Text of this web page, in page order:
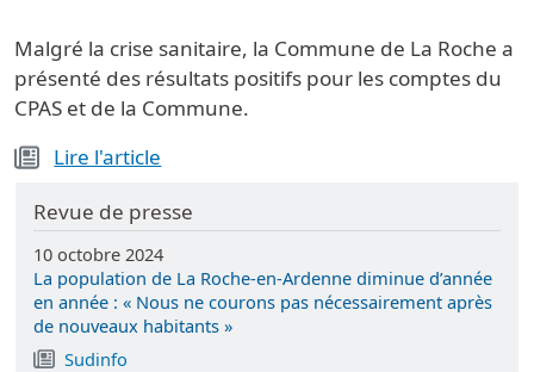
Malgré la crise sanitaire, la Commune de La Roche a
présenté des résultats positifs pour les comptes du
CPAS et de la Commune.
Lire l'article
Revue de presse
10 octobre 2024
La population de La Roche-en-Ardenne diminue d’année
en année : « Nous ne courons pas nécessairement après
de nouveaux habitants »
Sudinfo